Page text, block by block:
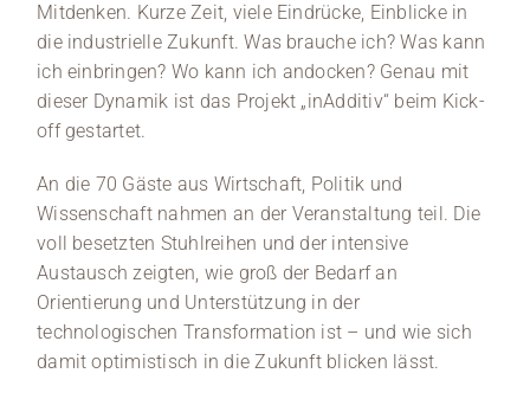
Mitdenken. Kurze Zeit, viele Eindrücke, Einblicke in
die industrielle Zukunft. Was brauche ich? Was kann
ich einbringen? Wo kann ich andocken? Genau mit
dieser Dynamik ist das Projekt „inAdditiv“ beim Kick-
off gestartet.
An die 70 Gäste aus Wirtschaft, Politik und
Wissenschaft nahmen an der Veranstaltung teil. Die
voll besetzten Stuhlreihen und der intensive
Austausch zeigten, wie groß der Bedarf an
Orientierung und Unterstützung in der
technologischen Transformation ist – und wie sich
damit optimistisch in die Zukunft blicken lässt.